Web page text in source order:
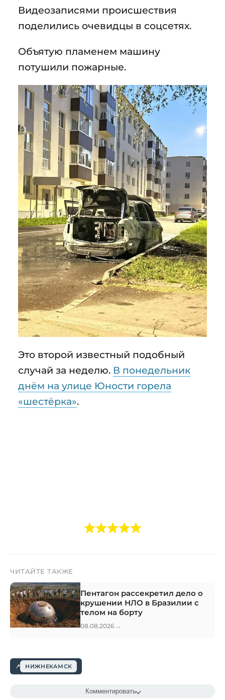
Видеозаписями происшествия
поделились очевидцы в соцсетях.
Объятую пламенем машину
потушили пожарные.
Это второй известный подобный
случай за неделю. В понедельник
днём на улице Юности горела
«шестёрка».
ЧИТАЙТЕ ТАКЖЕ
Пентагон рассекретил дело о
крушении НЛО в Бразилии с
телом на борту
08.08.2026 →
НИЖНЕКАМСК
Комментировать